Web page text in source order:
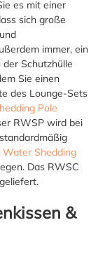
es mit einer
sich große
immer, ein
Schutzhülle
Sie einen
des Lounge-Sets
Pole
RWSP wird bei
Water Shedding
Das RWSC
&